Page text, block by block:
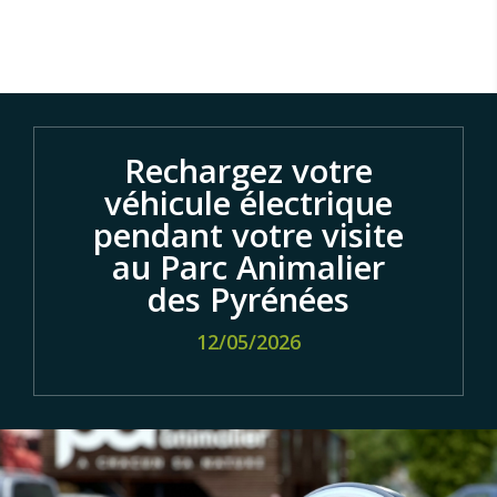
Rechargez votre
véhicule électrique
pendant votre visite
au Parc Animalier
des Pyrénées
12/05/2026